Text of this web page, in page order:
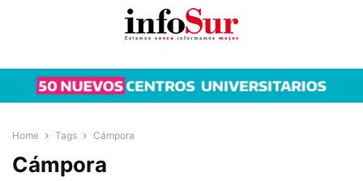
Home Tags Cámpora
Cámpora